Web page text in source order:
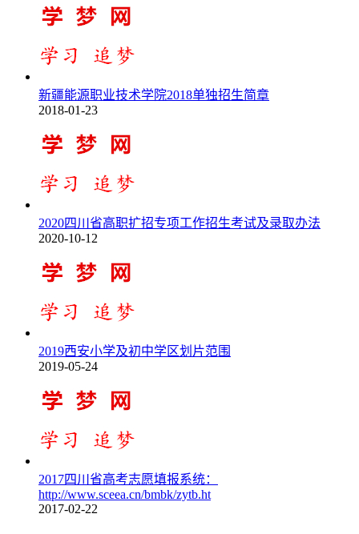
新疆能源职业技术学院2018单独招生简章
2018-01-23
2020四川省高职扩招专项工作招生考试及录取办法
2020-10-12
2019西安小学及初中学区划片范围
2019-05-24
2017四川省高考志愿填报系统：
http://www.sceea.cn/bmbk/zytb.ht
2017-02-22